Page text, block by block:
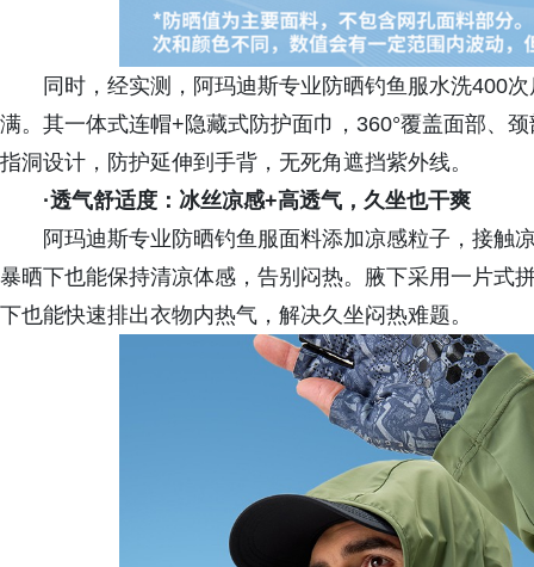
同时，经实测，阿玛迪斯专业防晒钓鱼服水洗400
满。其一体式连帽+隐藏式防护面巾，360°覆盖面部、
指洞设计，防护延伸到手背，无死角遮挡紫外线。
·透气舒适度：冰丝凉感+高透气，久坐也干爽
阿玛迪斯专业防晒钓鱼服面料添加凉感粒子，接触
暴晒下也能保持清凉体感，告别闷热。腋下采用一片式
下也能快速排出衣物内热气，解决久坐闷热难题。